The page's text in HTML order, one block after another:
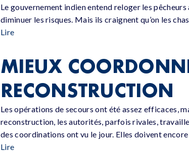
Le gouvernement indien entend reloger les
diminuer les risques. Mais ils craignent qu’on les
Lire
MIEUX
RECONSTRUCTION
Les opérations de secours ont été assez efficaces,
reconstruction, les autorités, parfois rivales,
des coordinations ont vu le jour. Elles doivent
Lire